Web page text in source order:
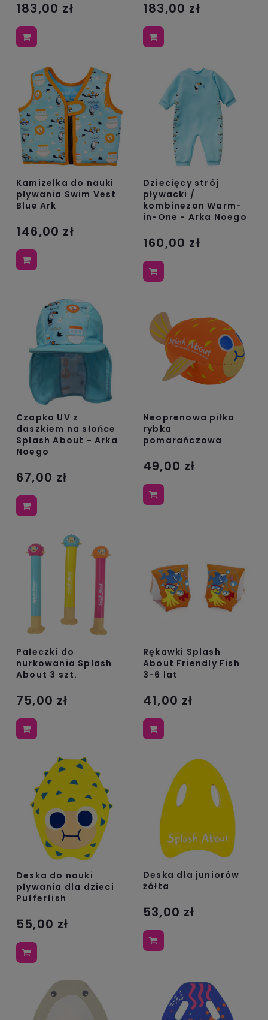
183,00 zł 183,00 zł
Kamizelka do nauki
pływania Swim Vest
Blue Ark
146,00 zł
Dziecięcy strój
pływacki /
kombinezon Warm-
in-One - Arka Noego
160,00 zł
Czapka UV z
daszkiem na słońce
Splash About - Arka
Noego
67,00 zł
Neoprenowa piłka
rybka
pomarańczowa
49,00 zł
Pałeczki do
nurkowania Splash
About 3 szt.
75,00 zł
Rękawki Splash
About Friendly Fish
3-6 lat
41,00 zł
Deska do nauki
pływania dla dzieci
Pufferfish
55,00 zł
Deska dla juniorów
żółta
53,00 zł